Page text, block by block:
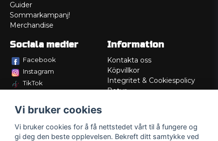
Guider
Sommarkampanj!
Merchandise
Sociala medier
Facebook
Instagram
TikTok
Information
Kontakta oss
Köpvillkor
Integritet & Cookiespolicy
Retur
Lådritning
Om oss
Vi bruker cookies
Vi bruker cookies for å få nettstedet vårt til å fungere og
gi deg den beste opplevelsen. Bekreft ditt samtykke ved